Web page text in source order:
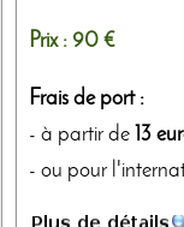
Prix : 90 €
Frais de port :
- à partir de 13
- ou pour